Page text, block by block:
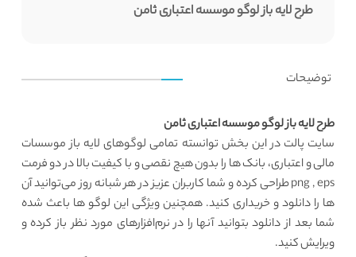
طرح لایه باز لوگو موسسه اعتباری ثامن
توضیحات
طرح لایه باز لوگو موسسه اعتباری ثامن
سایت پالت در این بخش توانسته تمامی لوگوهای لایه باز موسسات
مالی و اعتباری، بانک ها را بدون هیچ نقصی و با کیفیت بالا در دو فرمت
png , eps طراحی کرده و شما کاربران عزیز در هر شبانه روز می‌توانید آن
ها را دانلود و خریداری کنید. همچنین ویژگی این لوگو ها باعث شده
شما بعد از دانلود بتوانید آنها را در نرم‌افزارهای مورد نظر باز کرده و
ویرایش کنید.